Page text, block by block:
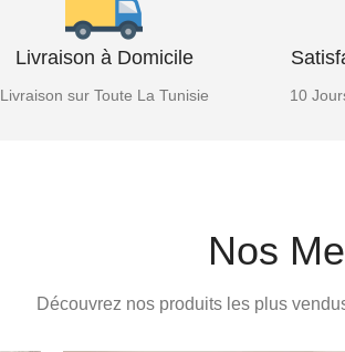
Livraison à Domicile
Livraison sur Toute La Tunisie 10
Nos
Découvrez nos produits les plus